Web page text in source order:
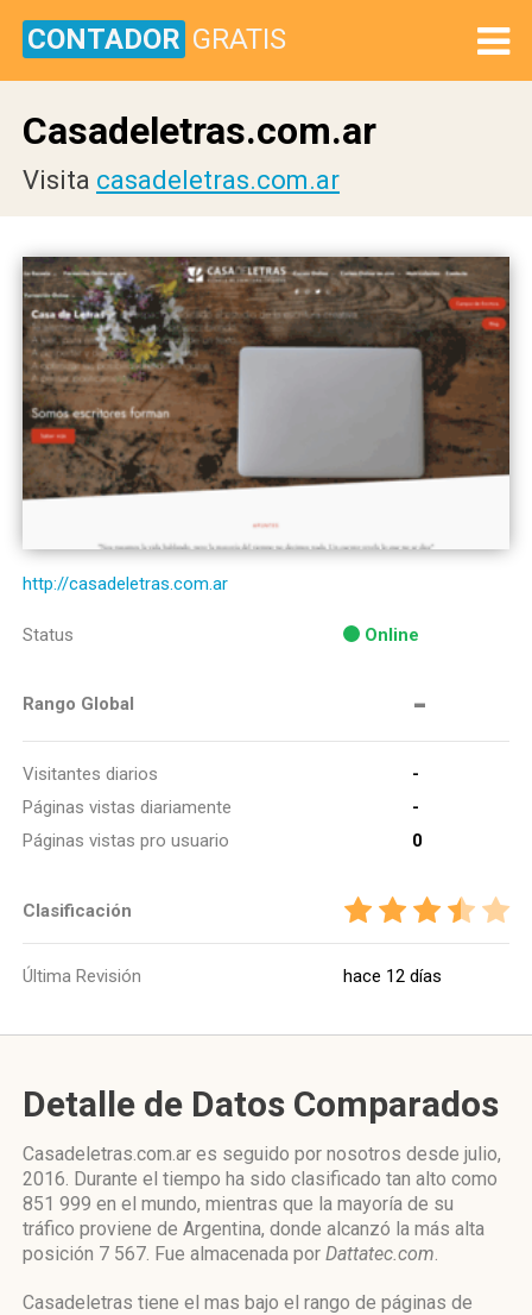
CONTADOR GRATIS
Casadeletras.com.ar
Visita casadeletras.com.ar
http://casadeletras.com.ar
Status Online
Rango Global -
Visitantes diarios
-
Páginas vistas diariamente
-
Páginas vistas pro usuario
0
Clasificación
Última Revisión hace 12 días
Detalle de Datos Comparados
Casadeletras.com.ar es seguido por nosotros desde julio,
2016. Durante el tiempo ha sido clasificado tan alto como
851 999 en el mundo, mientras que la mayoría de su
tráfico proviene de Argentina, donde alcanzó la más alta
posición 7 567. Fue almacenada por Dattatec.com.
Casadeletras tiene el mas bajo el rango de páginas de